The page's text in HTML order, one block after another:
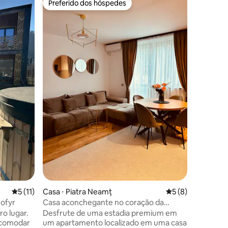
hóspedes
5 de uma avaliação média de 5, 11 avaliações
5 (11)
ofyr
lugar.
Preferido dos hóspedes
Preferido dos hóspedes
Casa ⋅ Piatra Neamț 5 de uma
5 (8)
Casa aconchegante no coração da
cidade
Desfrute de uma estadia premium em
um apartamento localizado em uma casa